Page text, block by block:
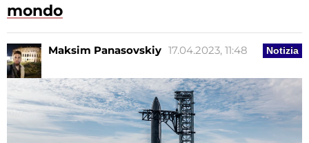
mondo
Notizia
Maksim Panasovskiy 17.04.2023, 11:48